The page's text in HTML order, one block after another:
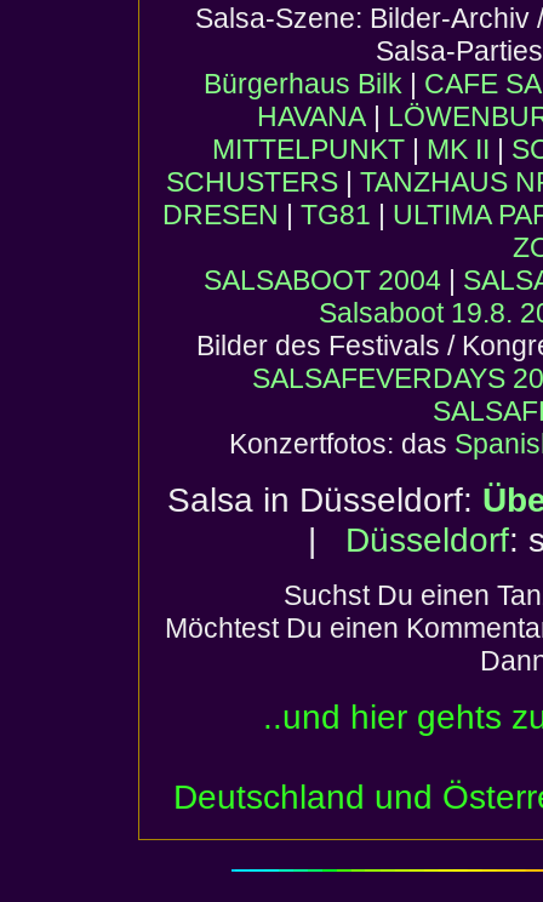
Salsa-Szene: Bilder-
Salsa-
Bürgerhaus Bilk | CAFE
HAVANA |
MITTELPUNKT| MK II |
SCHUSTERS| TANZHAUS
DRESEN | TG81 | ULTIMA
SALSABOOT 2004|
Salsaboot 19.8.
Bilder des Festivals /
SALSAFEVERDAYS
Konzertfotos: das
Salsa in Düsseldorf:
| Düsseldorf:
Suchst Du einen
Möchtest Du einen
..und hier gehts
Deutschland und